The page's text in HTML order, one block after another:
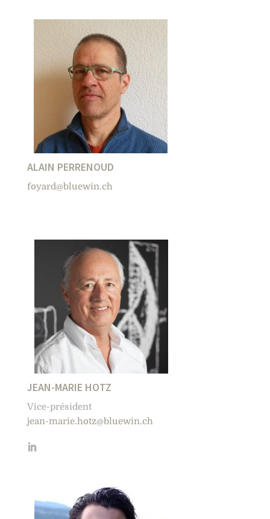
ALAIN PERRENOUD
foyard@bluewin.ch
JEAN-MARIE HOTZ
Vice-président
jean-marie.hotz@bluewin.ch